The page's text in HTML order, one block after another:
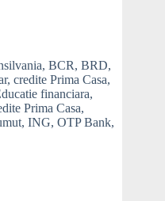
, BCR, BRD,
, credite Prima Casa,
financiara,
Prima Casa,
, ING, OTP Bank,